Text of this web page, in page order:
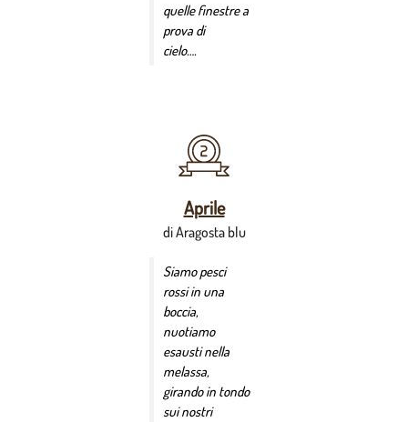
quelle finestre a
prova di
cielo….
Aprile
di Aragosta blu
Siamo pesci
rossi in una
boccia,
nuotiamo
esausti nella
melassa,
girando in tondo
sui nostri